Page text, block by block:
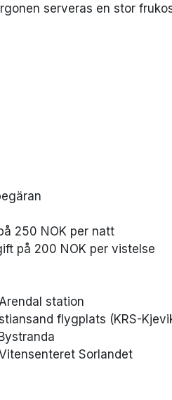
serveras en stor
250 NOK per natt
på 200 NOK per vistelse
station
flygplats (KRS-
Sorlandet